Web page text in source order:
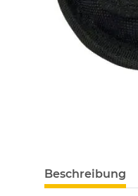
Beschreibung